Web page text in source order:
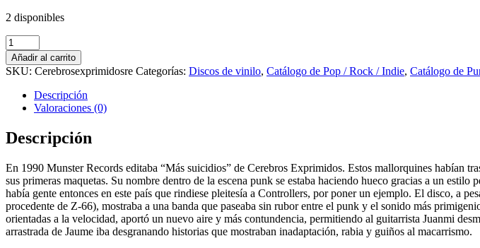
2 disponibles
Cerebros
Exprimidos
-
Más
suicidios
cantidad
Añadir al carrito
SKU: Cerebrosexprimidosre Categorías: Discos de vinilo, Catálogo de Pop / Rock / Indie, Catálogo de
Descripción
Valoraciones (0)
Descripción
En 1990 Munster Records editaba “Más suicidios” de Cerebros Exprimidos. Estos mallorquines habían
sus primeras maquetas. Su nombre dentro de la escena punk se estaba haciendo hueco gracias a un
había gente entonces en este país que rindiese pleitesía a Controllers, por poner un ejemplo. El disco, a
procedente de Z-66), mostraba a una banda que paseaba sin rubor entre el punk y el sonido más
orientadas a la velocidad, aportó un nuevo aire y más contundencia, permitiendo al guitarrista Juanmi
arrastrada de Jaume iba desgranando historias que mostraban inadaptación, rabia y guiños al macarrismo.